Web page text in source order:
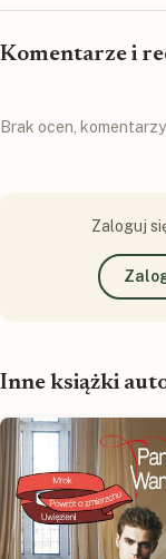
Komentarze i
Brak ocen,
Zaloguj
Inne książki